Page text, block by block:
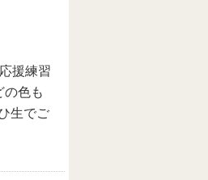
援練習
の色も
生でご